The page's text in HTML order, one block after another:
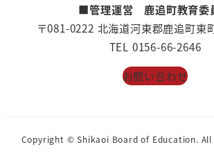
■管理運営 鹿追町教育委
〒081-0222 北海道河東郡鹿追町東
TEL 0156-66-2646
お問い合わせ
Copyright © Shikaoi Board of Education. All